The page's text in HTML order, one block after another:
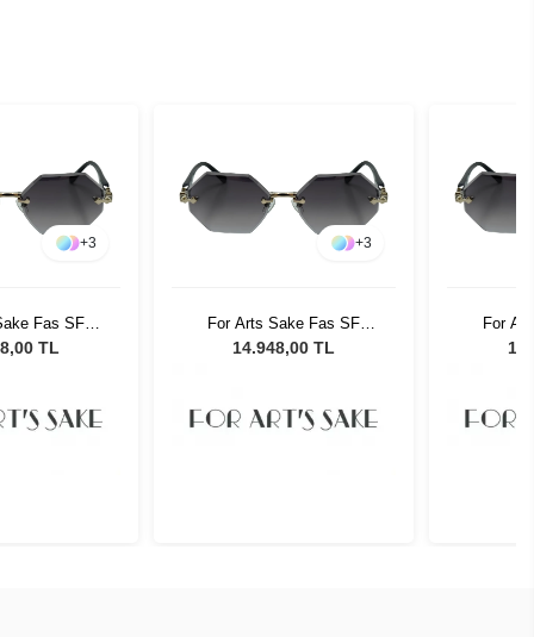
+3
Fas SF
Güneş
TL
+3
For Arts Sake Fas SF
035SL Kadın Güneş
14.948,00 TL
For